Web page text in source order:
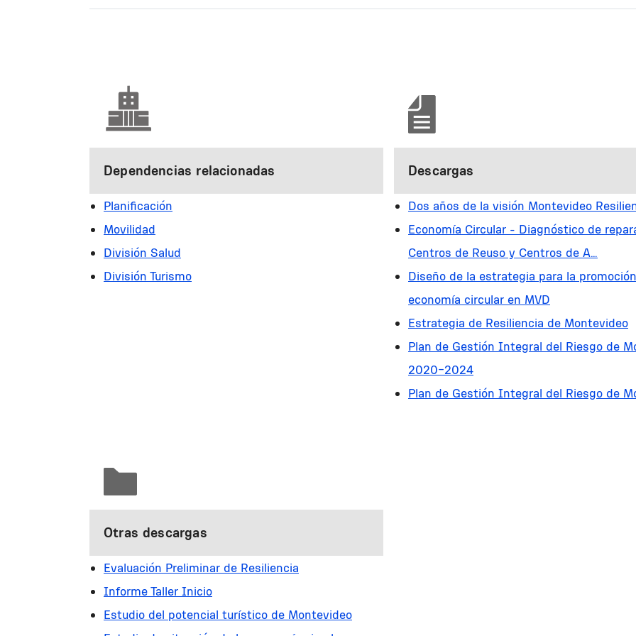
Dependencias relacionadas
Planificación
Movilidad
División Salud
División Turismo
Descargas
Dos años de la visión Montevideo
Economía Circular - Diagnóstico de
Centros de​ Reuso y Centros de A…
Diseño de la estrategia para la
economía circular en MVD
Estrategia de Resiliencia de Montevideo
Plan de Gestión Integral del Riesgo de
2020-2024
Plan de Gestión Integral del Riesgo de
Otras descargas
Evaluación Preliminar de Resiliencia
Informe Taller Inicio
Estudio del potencial turístico de Montevideo